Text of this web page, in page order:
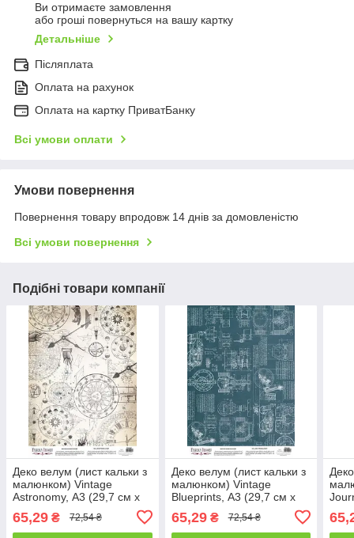
Ви отримаєте замовлення
або гроші повернуться на вашу картку
Детальніше
Післяплата
Оплата на рахунок
Оплата на картку ПриватБанку
Всі умови оплати
Умови повернення
Повернення товару впродовж 14 днів за домовленістю
Всі умови повернення
Подібні товари компанії
Деко велум (лист кальки з
малюнком) Vintage
Astronomy, А3 (29,7 см х
65,29 ₴ 72,54 ₴
Деко велум (лист кальки з
малюнком) Vintage
Blueprints, А3 (29,7 см х
65,29₴ 72,54 ₴